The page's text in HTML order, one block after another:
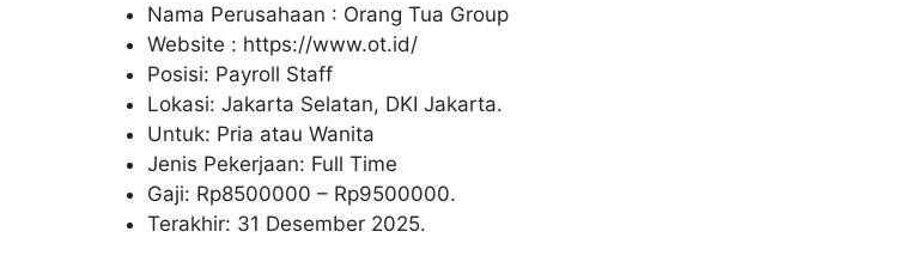
Nama Perusahaan : Orang Tua Group
Website : https://www.ot.id/
Posisi: Payroll Staff
Lokasi: Jakarta Selatan, DKI Jakarta.
Untuk: Pria atau Wanita
Jenis Pekerjaan: Full Time
Gaji: Rp8500000 – Rp9500000.
Terakhir: 31 Desember 2025.